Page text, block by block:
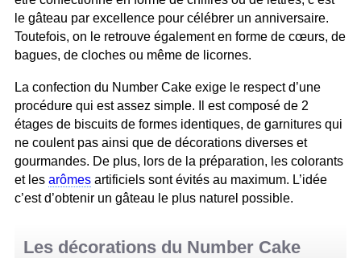
le gâteau par excellence pour célébrer un anniversaire.
Toutefois, on le retrouve également en forme de cœurs, de
bagues, de cloches ou même de licornes.
La confection du Number Cake exige le respect d’une
procédure qui est assez simple. Il est composé de 2
étages de biscuits de formes identiques, de garnitures qui
ne coulent pas ainsi que de décorations diverses et
gourmandes. De plus, lors de la préparation, les colorants
et les arômes artificiels sont évités au maximum. L’idée
c’est d’obtenir un gâteau le plus naturel possible.
Les décorations du Number Cake